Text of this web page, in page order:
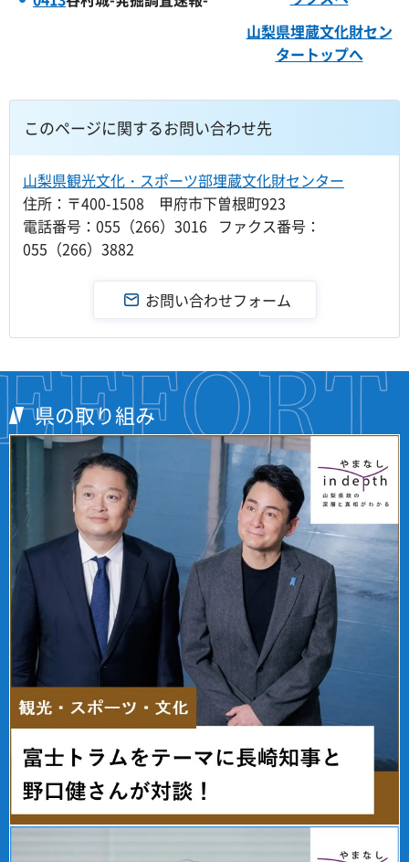
山梨県埋蔵文化財セン
タートップへ
このページに関するお問い合わせ先
山梨県観光文化・スポーツ部埋蔵文化財センター
住所：〒400-1508 甲府市下曽根町923
電話番号：055（266）3016 ファクス番号：
055（266）3882
県の取り組み